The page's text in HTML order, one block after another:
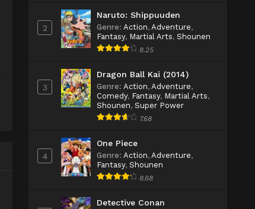
2
Naruto: Shippuuden
Genre: Action, Adventure,
Fantasy, Martial Arts, Shounen
8.25
3
Dragon Ball Kai (2014)
Genre: Action, Adventure,
Comedy, Fantasy, Martial Arts,
Shounen, Super Power
7.68
4
One Piece
Genre: Action, Adventure,
Fantasy, Shounen
8.68
Detective Conan